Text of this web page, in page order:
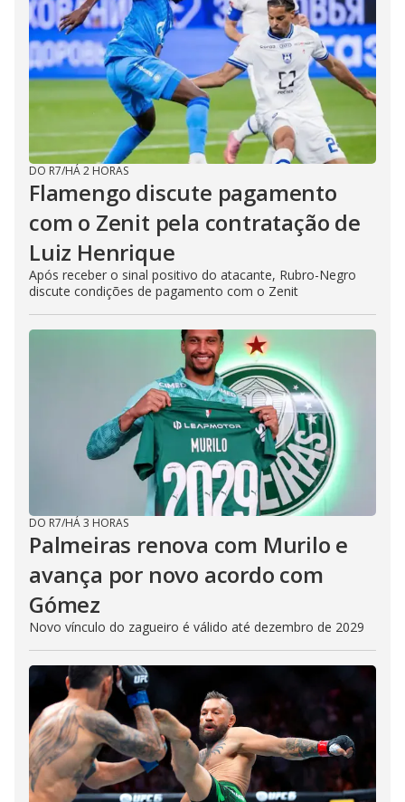
DO R7/HÁ 2 HORAS
Flamengo discute pagamento
com o Zenit pela contratação de
Luiz Henrique
Após receber o sinal positivo do atacante, Rubro-Negro
discute condições de pagamento com o Zenit
DO R7/HÁ 3 HORAS
Palmeiras renova com Murilo e
avança por novo acordo com
Gómez
Novo vínculo do zagueiro é válido até dezembro de 2029